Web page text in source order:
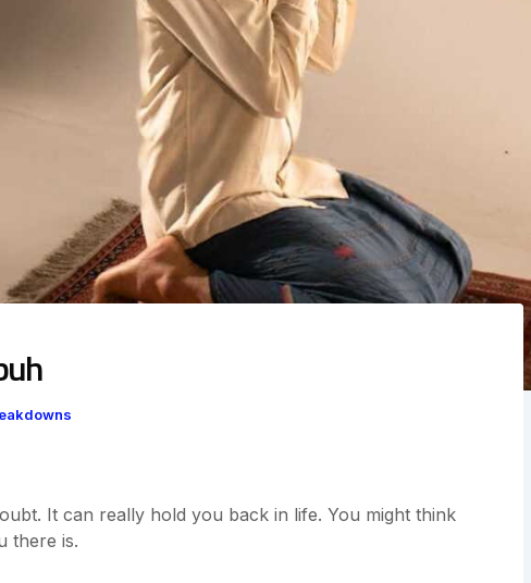
It can really hold you back in life. You might think
there is.